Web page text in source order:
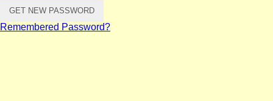
Remembered Password?